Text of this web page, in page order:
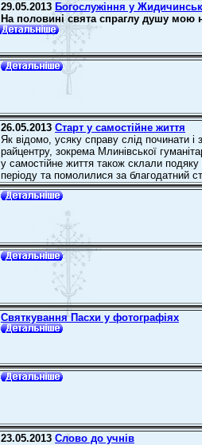
29.05.2013 Богослужіння у
На половині свята спраглу душу мою
26.05.2013 Старт у самостійне життя
Як відомо, усяку справу слід починати
райцентру, зокрема Млинівської
у самостійне життя також склали подяку
періоду та помолилися за благодатний
Святкування Пасхи у фотографіях
23.05.2013 Слово до учнів